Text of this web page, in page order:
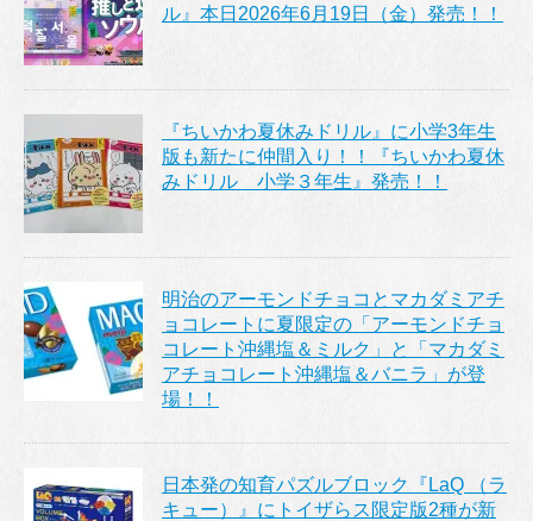
ル』本日2026年6月19日（金）発売！！
『ちいかわ夏休みドリル』に小学3年生
版も新たに仲間入り！！『ちいかわ夏休
みドリル 小学３年生』発売！！
明治のアーモンドチョコとマカダミアチ
ョコレートに夏限定の「アーモンドチョ
コレート沖縄塩＆ミルク」と「マカダミ
アチョコレート沖縄塩＆バニラ」が登
場！！
日本発の知育パズルブロック『LaQ （ラ
キュー）』にトイザらス限定版2種が新